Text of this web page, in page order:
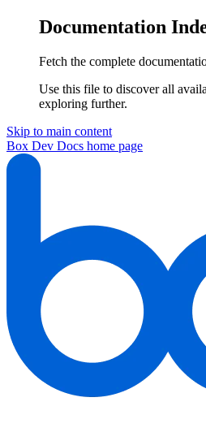
Documentation
Fetch the complete
Use this file to discover all
exploring further.
Skip to main content
Box Dev Docs home page